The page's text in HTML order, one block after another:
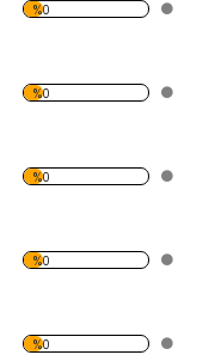
%0
%0
%0
%0
%0